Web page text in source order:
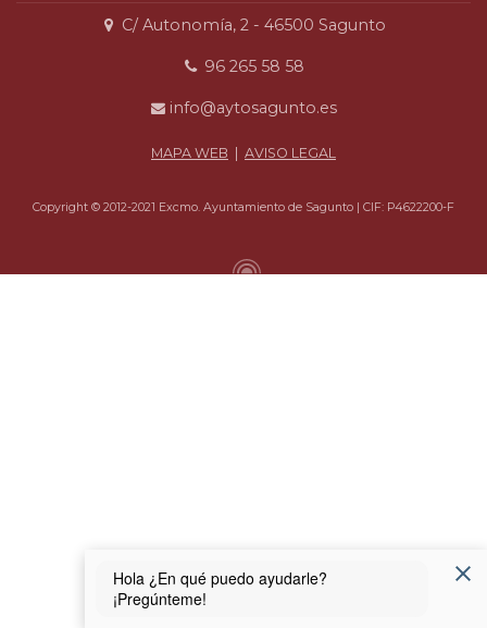
C/ Autonomía, 2 - 46500 Sagunto
96 265 58 58
info@aytosagunto.es
MAPA WEB | AVISO LEGAL
Copyright © 2012-2021 Excmo. Ayuntamiento de Sagunto | CIF: P4622200-F